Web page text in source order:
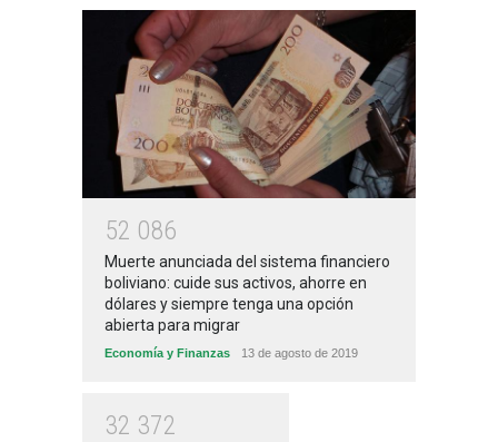
52 086
Muerte anunciada del sistema financiero
boliviano: cuide sus activos, ahorre en
dólares y siempre tenga una opción
abierta para migrar
Economía y Finanzas 13 de agosto de 2019
32 372